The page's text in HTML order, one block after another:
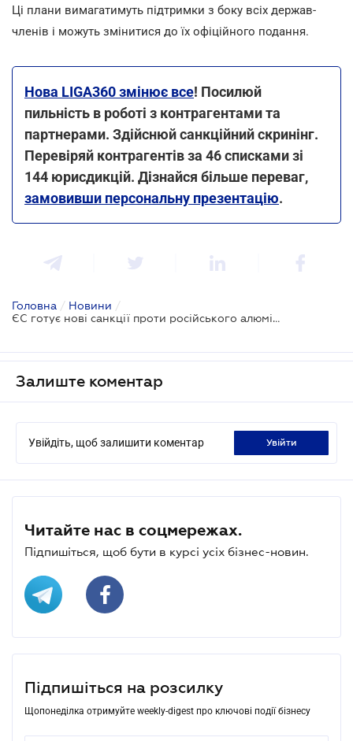
Ці плани вимагатимуть підтримки з боку всіх держав-
членів і можуть змінитися до їх офіційного подання.
Нова LIGA360 змінює все! Посилюй
пильність в роботі з контрагентами та
партнерами. Здійснюй санкційний скринінг.
Перевіряй контрагентів за 46 списками зі
144 юрисдикцій. Дізнайся більше переваг,
замовивши персональну презентацію.
Головна / Новини /
ЄС готує нові санкції проти російського алюмінію, банків та тіньового флоту
Залиште коментар
Увійдіть, щоб залишити коментар увійти
Читайте нас в соцмережах.
Підпишіться, щоб бути в курсі усіх бізнес-новин.
Підпишіться на розсилку
Щопонеділка отримуйте weekly-digest про ключові події бізнесу